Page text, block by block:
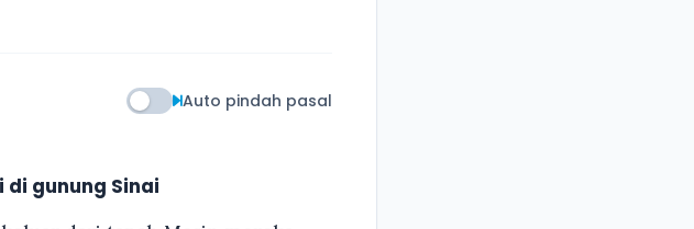
Auto pindah pasal
di gunung Sinai